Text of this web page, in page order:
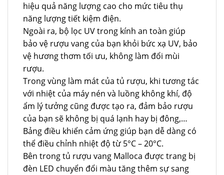
hiệu quả năng lượng cao cho mức tiêu thụ
năng lượng tiết kiệm điện.
Ngoài ra, bộ lọc UV trong kính an toàn giúp
bảo vệ rượu vang của bạn khỏi bức xạ UV, bảo
vệ hương thơm tối ưu, không làm đổi mùi
rượu.
Trong vùng làm mát của tủ rượu, khi tương tác
với nhiệt của máy nén và luồng không khí, độ
ẩm lý tưởng cũng được tạo ra, đảm bảo rượu
của bạn sẽ không bị quá lạnh hay bị đông,…
Bảng điều khiển cảm ứng giúp bạn dễ dàng có
thể điều chỉnh nhiệt độ từ 5°C – 20°C.
Bên trong tủ rượu vang Malloca được trang bị
đèn LED chuyển đổi màu tăng thêm sự sang